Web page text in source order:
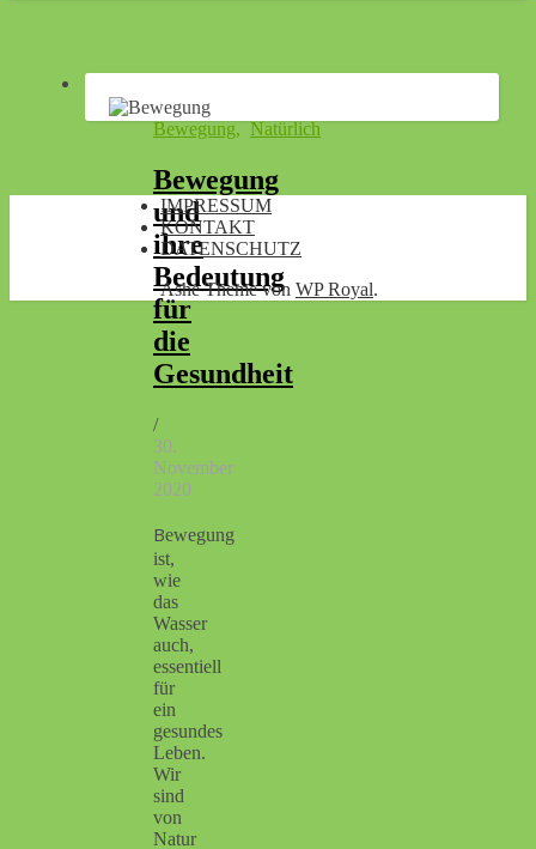
Bewegung, Natürlich
Bewegung
und
ihre
Bedeutung
für
die
Gesundheit
/
30.
November
2020
Bewegung
ist,
wie
das
Wasser
auch,
essentiell
für
ein
gesundes
Leben.
Wir
sind
von
Natur
IMPRESSUM
KONTAKT
DATENSCHUTZ
Ashe Theme von WP Royal.